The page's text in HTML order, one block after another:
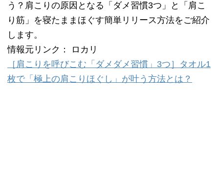
う？肩こりの原因となる「ダメ習慣3つ」と「肩こ
り筋」を寝たままほぐす簡単リリース方法をご紹介
します。
情報元リンク： ロカリ
［肩こりを呼びこむ「ダメダメ習慣」3つ］タオル1
枚で「極上の肩こりほぐし」が叶う方法とは？